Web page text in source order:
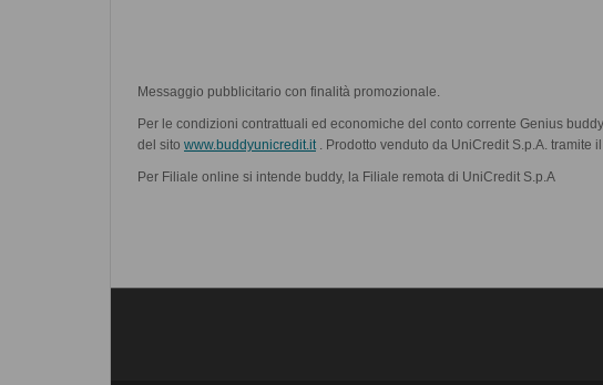
Messaggio pubblicitario con finalità promozionale.
Per le condizioni contrattuali ed economiche del conto corrente Genius
del sito www.buddyunicredit.it . Prodotto venduto da UniCredit S.p.A. tramite
Per Filiale online si intende buddy, la Filiale remota di UniCredit S.p.A